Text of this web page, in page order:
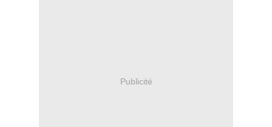
Publicité